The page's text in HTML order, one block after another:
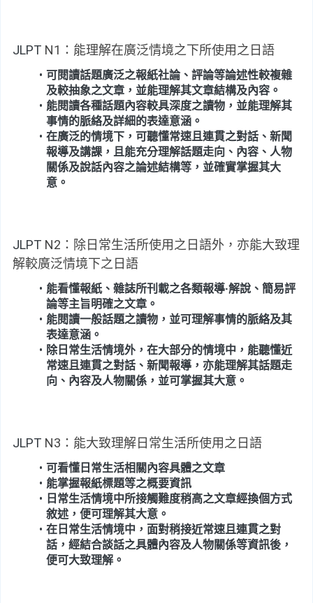
JLPT N1：能理解在廣泛情境之下所使用之日語
可閱讀話題廣泛之報紙社論、評論等論述性較複雜
及較抽象之文章，並能理解其文章結構及內容。
能閱讀各種話題內容較具深度之讀物，並能理解其
事情的脈絡及詳細的表達意涵。
在廣泛的情境下，可聽懂常速且連貫之對話、新聞
報導及講課，且能充分理解話題走向、內容、人物
關係及說話內容之論述結構等，並確實掌握其大
意。
JLPT N2：除日常生活所使用之日語外，亦能大致理
解較廣泛情境下之日語
能看懂報紙、雜誌所刊載之各類報導‧解說、簡易評
論等主旨明確之文章。
能閱讀一般話題之讀物，並可理解事情的脈絡及其
表達意涵。
除日常生活情境外，在大部分的情境中，能聽懂近
常速且連貫之對話、新聞報導，亦能理解其話題走
向、內容及人物關係，並可掌握其大意。
JLPT N3：能大致理解日常生活所使用之日語
可看懂日常生活相關內容具體之文章
能掌握報紙標題等之概要資訊
日常生活情境中所接觸難度稍高之文章經換個方式
敘述，便可理解其大意。
在日常生活情境中，面對稍接近常速且連貫之對
話，經結合談話之具體內容及人物關係等資訊後，
便可大致理解。